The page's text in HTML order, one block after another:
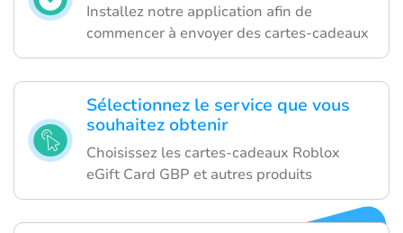
Installez notre application afin de
commencer à envoyer des cartes-cadeaux
Sélectionnez le service que vous
souhaitez obtenir
Choisissez les cartes-cadeaux Roblox
eGift Card GBP et autres produits